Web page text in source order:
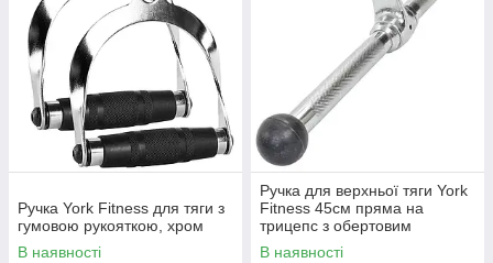
Ручка York Fitness для тяги з
гумовою рукояткою, хром
В наявності
Ручка для верхньої тяги York
Fitness 45см пряма на
трицепс з обертовим
підвісом, хром
В наявності